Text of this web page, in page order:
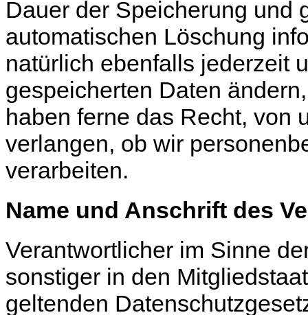
Dauer der Speicherung und
automatischen Löschung
natürlich ebenfalls jederzeit
gespeicherten Daten
haben ferne das Recht, von
verlangen, ob wir
verarbeiten.
Name und Anschrift des
Verantwortlicher im Sinne
sonstiger in den
geltenden